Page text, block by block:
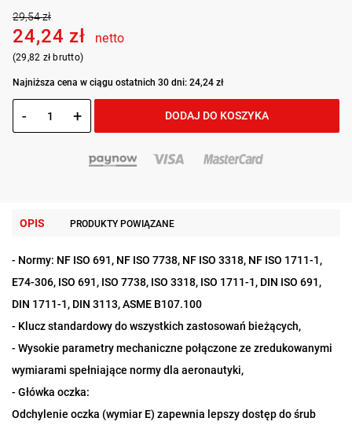
29,54 zł
24,24 zł netto
(29,82 zł brutto)
Najniższa cena w ciągu ostatnich 30 dni: 24,24 zł
- + DODAJ DO KOSZYKA
OPIS PRODUKTY POWIĄZANE
- Normy: NF ISO 691, NF ISO 7738, NF ISO 3318, NF ISO 1711-1,
E74-306, ISO 691, ISO 7738, ISO 3318, ISO 1711-1, DIN ISO 691,
DIN 1711-1, DIN 3113, ASME B107.100
- Klucz standardowy do wszystkich zastosowań bieżących,
- Wysokie parametry mechaniczne połączone ze zredukowanymi
wymiarami spełniające normy dla aeronautyki,
- Główka oczka:
Odchylenie oczka (wymiar E) zapewnia lepszy dostęp do śrub